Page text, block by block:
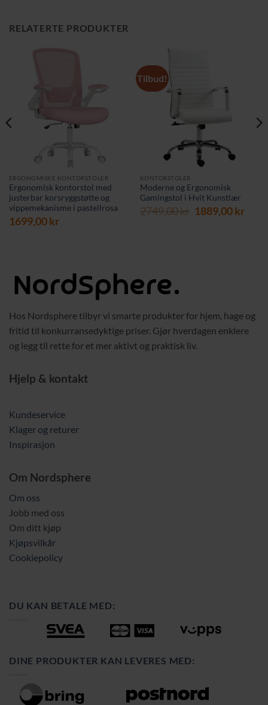
RELATERTE PRODUKTER
ERGONOMISKE KONTORSTOLER
Ergonomisk kontorstol med
justerbar korsryggstøtte og
vippemekanisme i pastellrosa
1699,00kr
Tilbud!
KONTORSTOLER
Moderne og Ergonomisk
Gamingstol i Hvit Kunstlær
2749,00kr Opprinnelig
1889,00kr
Hos Nordsphere tilbyr vi smarte produkter for hjem, hage og
fritid til konkurransedyktige priser. Gjør hverdagen enklere
og legg til rette for et mer aktivt og praktisk liv.
Hjelp & kontakt
Kundeservice
Klager og returer
Inspirasjon
Om Nordsphere
Om oss
Jobb med oss
Om ditt kjøp
Kjøpsvilkår
Cookiepolicy
DU KAN BETALE MED:
DINE PRODUKTER KAN LEVERES MED: